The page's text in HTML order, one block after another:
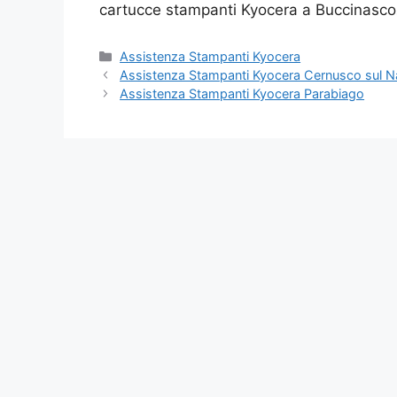
cartucce stampanti Kyocera a
Categorie
Assistenza Stampanti Kyocera
Assistenza Stampanti Kyocera Cernusco sul
Assistenza Stampanti Kyocera Parabiago